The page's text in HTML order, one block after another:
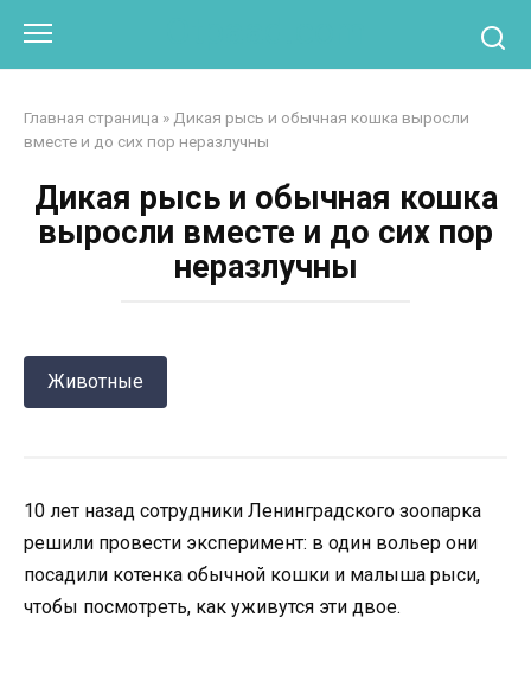
контенту
Главная страница » Дикая рысь и обычная кошка выросли
вместе и до сих пор неразлучны
Дикая рысь и обычная кошка
выросли вместе и до сих пор
неразлучны
Животные
10 лет назад сотрудники Ленинградского зоопарка
решили провести эксперимент: в один вольер они
посадили котенка обычной кошки и малыша рыси,
чтобы посмотреть, как уживутся эти двое.